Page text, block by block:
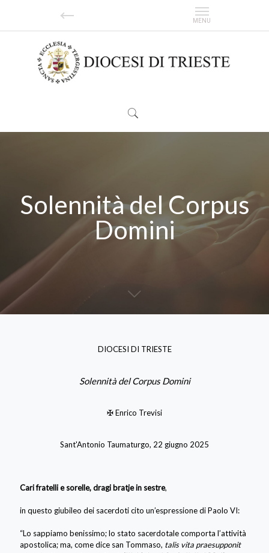
Solennità del Corpus
Domini
DIOCESI DI TRIESTE
Solennità del Corpus Domini
✠ Enrico Trevisi
Sant'Antonio Taumaturgo, 22 giugno 2025
Cari fratelli e sorelle, dragi bratje in sestre,
in questo giubileo dei sacerdoti cito un’espressione di Paolo VI:
“Lo sappiamo benissimo; lo stato sacerdotale comporta l’attività
apostolica; ma, come dice san Tommaso, talis vita praesupponit